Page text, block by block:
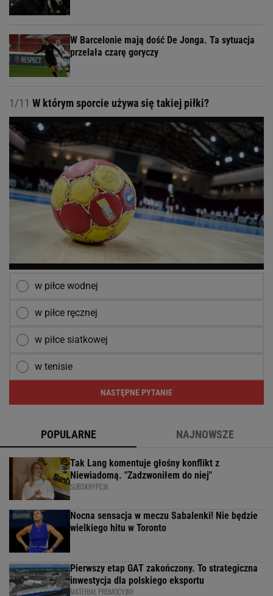
W Barcelonie mają dość De Jonga. Ta sytuacja
przelała czarę goryczy
1/11 W którym sporcie używa się takiej piłki?
w piłce wodnej
w piłce ręcznej
w piłce siatkowej
w tenisie
NASTĘPNE PYTANIE
POPULARNE NAJNOWSZE
Tak Lang komentuje głośny konflikt z
Niewiadomą. "Zadzwoniłem do niej"
SUBSKRYPCJA
Nocna sensacja w meczu Sabalenki! Nie będzie
wielkiego hitu w Toronto
Pierwszy etap GAT zakończony. To strategiczna
inwestycja dla polskiego eksportu
MATERIAŁ PROMOCYJNY